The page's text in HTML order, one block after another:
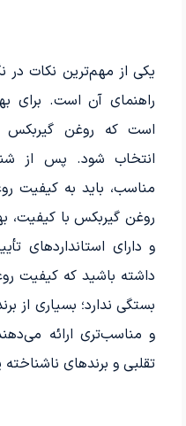
یکی از مهم‌ترین نکات در
راهنمای آن است. برای
است که روغن گیربکس
انتخاب شود. پس از
مناسب، باید به کیفیت
روغن گیربکس با کیفیت،
و دارای استانداردهای
داشته باشید که کیفیت
بستگی ندارد؛ بسیاری از
و مناسب‌تری ارائه
تقلبی و برندهای ناشناخته